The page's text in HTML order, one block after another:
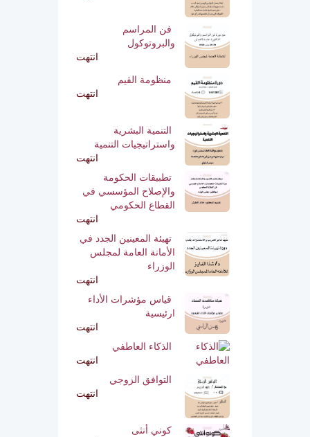
فن المراسم
والبروتوكول
انتهت
منظومة القيم
انتهت
التنمية البشرية
واستراتيجيات التنمية
انتهت
تطبيقات الحكومة
والإصلاح المؤسسي في
القطاع الحكومي
انتهت
تهيئة المعينين الجدد في
الأمانة العامة لمجلس
الوزراء
انتهت
قياس مؤشرات الأداء
ارئيسية
انتهت
الذكاء العاطفي
انتهت
التوافق الزوجي
انتهت
كوني أنثى